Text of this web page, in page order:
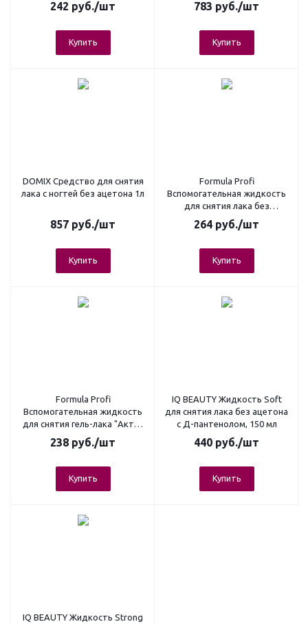
242 руб./шт
Купить
783 руб./шт
Купить
DOMIX Средство для снятия
лака c ногтей без ацетона 1л
857 руб./шт
Купить
Formula Profi
Вспомогательная жидкость
для снятия лака без
ацетона, 85 мл
264 руб./шт
Купить
Formula Profi
Вспомогательная жидкость
для снятия гель-лака "Актив
формула", 85 мл
238 руб./шт
Купить
IQ BEAUTY Жидкость Soft
для снятия лака без ацетона
с Д-пантенолом, 150 мл
440 руб./шт
Купить
IQ BEAUTY Жидкость Strong